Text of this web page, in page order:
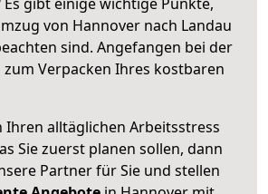
von Hannover nach Landau
sind. Angefangen bei der
Verpacken Ihres kostbaren
Ihren alltäglichen Arbeitsstress
Sie zuerst planen sollen, dann
Partner für Sie und stellen